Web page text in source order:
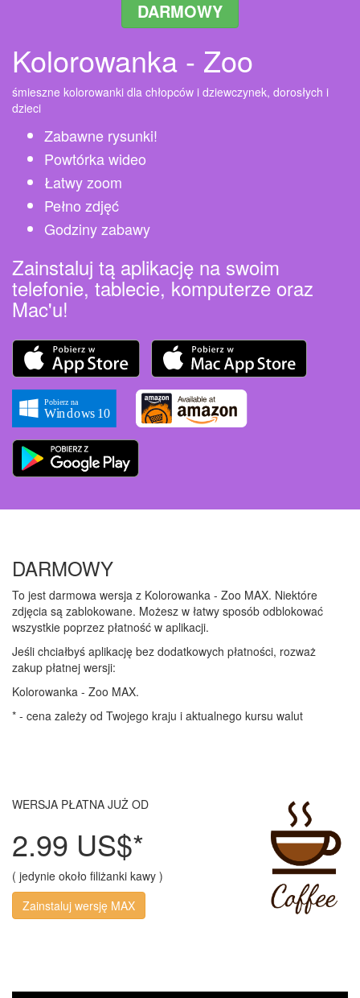
DARMOWY
Kolorowanka - Zoo
śmieszne kolorowanki dla chłopców i dziewczynek, dorosłych i
dzieci
Zabawne rysunki!
Powtórka wideo
Łatwy zoom
Pełno zdjęć
Godziny zabawy
Zainstaluj tą aplikację na swoim
telefonie, tablecie, komputerze oraz
Mac'u!
DARMOWY
To jest darmowa wersja z Kolorowanka - Zoo MAX. Niektóre
zdjęcia są zablokowane. Możesz w łatwy sposób odblokować
wszystkie poprzez płatność w aplikacji.
Jeśli chciałbyś aplikację bez dodatkowych płatności, rozważ
zakup płatnej wersji:
Kolorowanka - Zoo MAX.
* - cena zależy od Twojego kraju i aktualnego kursu walut
WERSJA PŁATNA JUŻ OD
2.99 US$*
( jedynie około filiżanki kawy )
Zainstaluj wersję MAX